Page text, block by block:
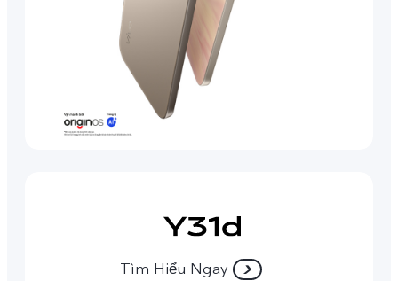
Tìm Hiểu Ngay